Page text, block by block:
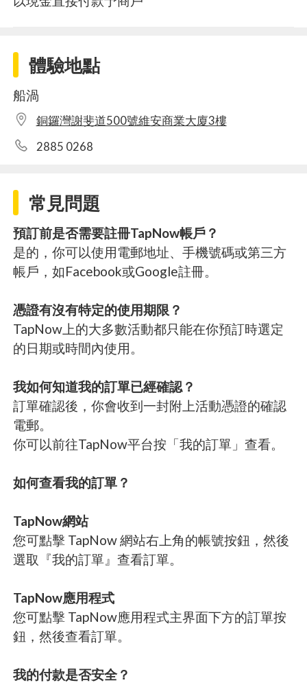
體驗地點
船渦
銅鑼灣謝斐道500號維安商業大廈3樓
2885 0268
常見問題
預訂前是否需要註冊TapNow帳戶？
是的，你可以使用電郵地址、手機號碼或第三方
帳戶，如Facebook或Google註冊。
憑證有沒有特定的使用期限？
TapNow上的大多數活動都只能在你預訂時選定
的日期或時間內使用。
我如何知道我的訂單已經確認？
訂單確認後，你會收到一封附上活動憑證的確認
電郵。
你可以前往TapNow平台按「我的訂單」查看。
如何查看我的訂單？
TapNow網站
您可點擊 TapNow 網站右上角的帳號按鈕，然後
選取『我的訂單』查看訂單。
TapNow應用程式
您可點擊 TapNow應用程式主界面下方的訂單按
鈕，然後查看訂單。
我的付款是否安全？